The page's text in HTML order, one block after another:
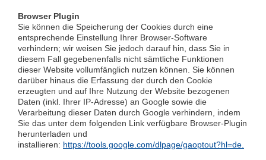
Browser Plugin
Sie können die Speicherung der Cookies durch eine
entsprechende Einstellung Ihrer Browser-Software
verhindern; wir weisen Sie jedoch darauf hin, dass Sie in
diesem Fall gegebenenfalls nicht sämtliche Funktionen
dieser Website vollumfänglich nutzen können. Sie können
darüber hinaus die Erfassung der durch den Cookie
erzeugten und auf Ihre Nutzung der Website bezogenen
Daten (inkl. Ihrer IP-Adresse) an Google sowie die
Verarbeitung dieser Daten durch Google verhindern, indem
Sie das unter dem folgenden Link verfügbare Browser-Plugin
herunterladen und
installieren: https://tools.google.com/dlpage/gaoptout?hl=de.